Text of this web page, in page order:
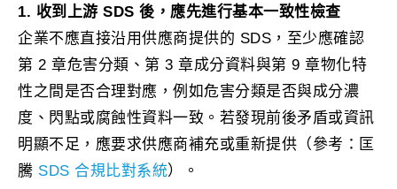
1. 收到上游 SDS 後，應先進行基本一致性檢查
企業不應直接沿用供應商提供的 SDS，至少應確認
第 2 章危害分類、第 3 章成分資料與第 9 章物化特
性之間是否合理對應，例如危害分類是否與成分濃
度、閃點或腐蝕性資料一致。若發現前後矛盾或資訊
明顯不足，應要求供應商補充或重新提供（參考：匡
騰 SDS 合規比對系統）。